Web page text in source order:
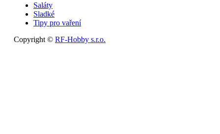
Saláty
Sladké
Tipy pro vaření
Copyright © RF-Hobby s.r.o.